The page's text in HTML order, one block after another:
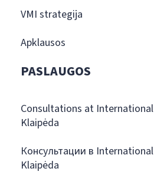
VMI strategija
Apklausos
PASLAUGOS
Consultations at
Klaipėda
Консультации в
Klaipėda